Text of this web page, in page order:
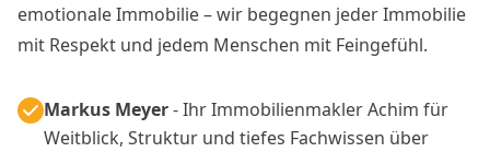
emotionale Immobilie – wir begegnen jeder Immobilie
mit Respekt und jedem Menschen mit Feingefühl.
Markus Meyer- Ihr Immobilienmakler Achim für
Weitblick, Struktur und tiefes Fachwissen über